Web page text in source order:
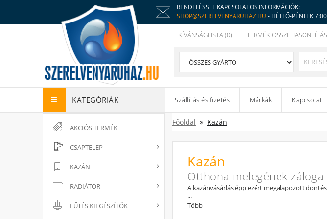
RENDELÉSSEL KAPCSOLATOS INFORMÁCIÓK:
SHOP@SZERELVENYARUHAZ.HU - HÉTFŐ-PÉNTEK
KÍVÁNSÁGLISTA (0) TERMÉK
KATEGÓRIÁK Szállítás és fizetés Márkák Kapcsolat
AKCIÓS TERMÉK
CSAPTELEP
KAZÁN
RADIÁTOR
FŰTÉS KIEGÉSZÍTŐK
Főoldal Kazán
Kazán
Otthona melegének
A kazánvásárlás épp ezért megalapozott
sőt, a szükséges teljesítményt is elég pontosan
...
Több